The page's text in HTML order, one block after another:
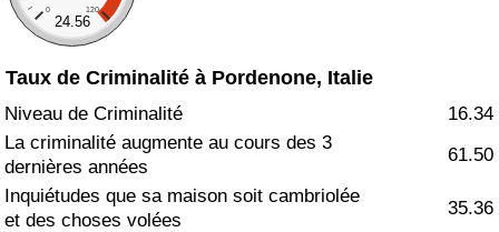
0 120
24.56
Taux de Criminalité à Pordenone, Italie
Niveau de Criminalité
16.34
La criminalité augmente au cours des 3
dernières années
61.50
Inquiétudes que sa maison soit cambriolée
et des choses volées
35.36
à Akaba
Criminalité
Indice de Criminalité (Actuel)
Indice de Criminalité
Indice de criminalité par pays